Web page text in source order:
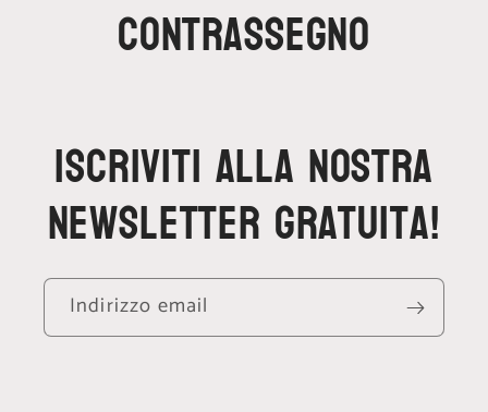
contrassegno
Iscriviti alla nostra
newsletter gratuita!
Indirizzo email